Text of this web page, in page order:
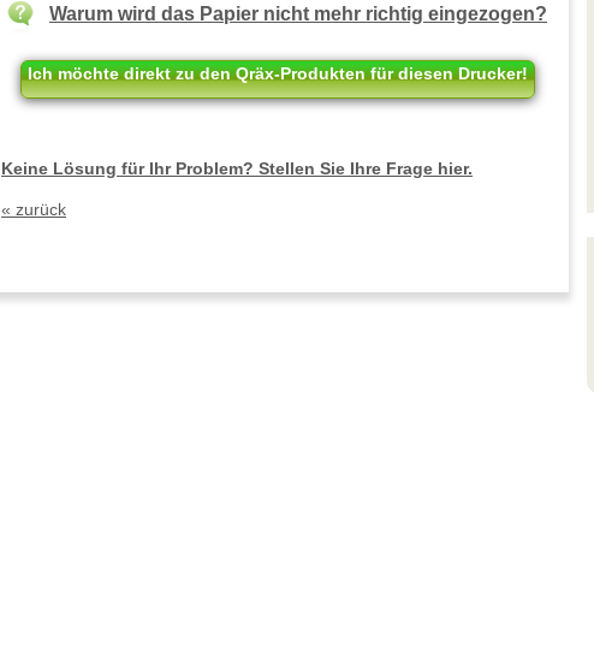
Warum wird das Papier nicht mehr richtig eingezogen?
Ich möchte direkt zu den Qräx-Produkten für diesen Drucker!
Keine Lösung für Ihr Problem? Stellen Sie Ihre Frage hier.
« zurück